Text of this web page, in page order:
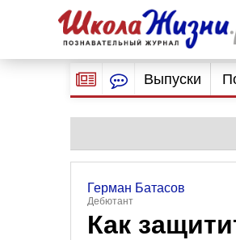
Выпуски
Герман Батасов
Дебютант
Как